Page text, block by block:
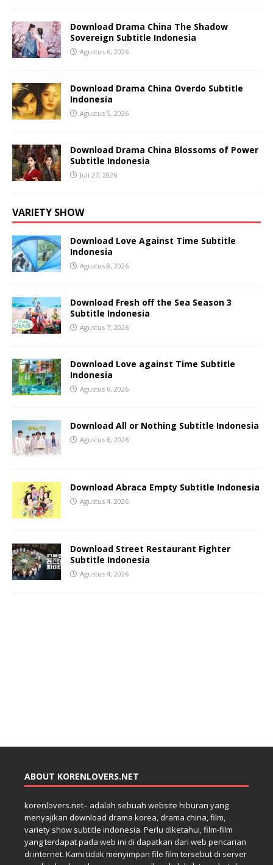
Download Drama China The Shadow
Sovereign Subtitle Indonesia
Agustus 6, 2026
Download Drama China Overdo Subtitle
Indonesia
Agustus 5, 2026
Download Drama China Blossoms of Power
Subtitle Indonesia
Juli 27, 2026
VARIETY SHOW
Download Love Against Time Subtitle
Indonesia
Agustus 8, 2026
Download Fresh off the Sea Season 3
Subtitle Indonesia
Agustus 7, 2026
Download Love against Time Subtitle
Indonesia
Agustus 6, 2026
Download All or Nothing Subtitle Indonesia
Agustus 6, 2026
Download Abraca Empty Subtitle Indonesia
Agustus 4, 2026
Download Street Restaurant Fighter
Subtitle Indonesia
Agustus 4, 2026
ABOUT KORENLOVERS.NET
korenlovers.net– adalah sebuah website hiburan yang
menyajikan download drama korea, drama china, film,
variety show subtitle indonesia. Perlu diketahui, film-film
yang terdapat pada web ini di dapatkan dari web pencarian
di internet. Kami tidak menyimpan file film tersebut di server